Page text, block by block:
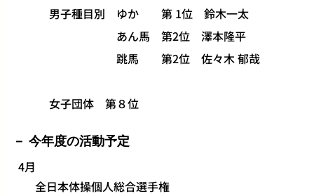
男子種目別 ゆか 第 1位 鈴木一太
あん馬 第2位 澤本隆平
跳馬 第2位 佐々木 郁哉
女子団体 第８位
今年度の活動予定
4月
全日本体操個人総合選手権